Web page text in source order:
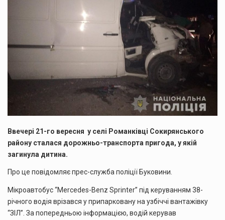
Ввечері 21-го вересня у селі Романківці Сокирянського
району сталася дорожньо-транспорта пригода, у якій
загинула дитина.
Про це повідомляє прес-служба поліції Буковини.
Мікроавтобус “Mercedes-Benz Sprinter” під керуванням 38-
річного водія врізався у припарковану на узбіччі вантажівку
“ЗІЛ”. За попередньою інформацією, водій керував